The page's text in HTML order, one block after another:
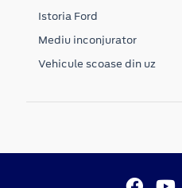
Istoria Ford
Mediu inconjurator
Vehicule scoase din uz